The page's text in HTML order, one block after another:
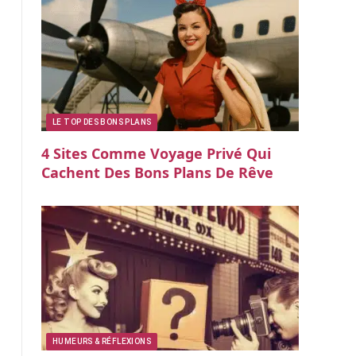
LE TOP DES BONS PLANS
4 Sites Comme Voyage Privé Qui
Cachent Des Bons Plans De Rêve
HUMEURS & RÉFLEXIONS